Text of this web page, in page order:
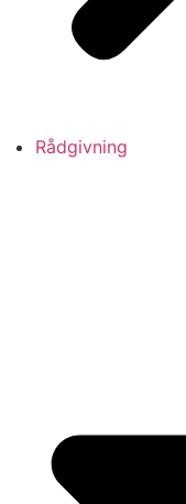
Rådgivning